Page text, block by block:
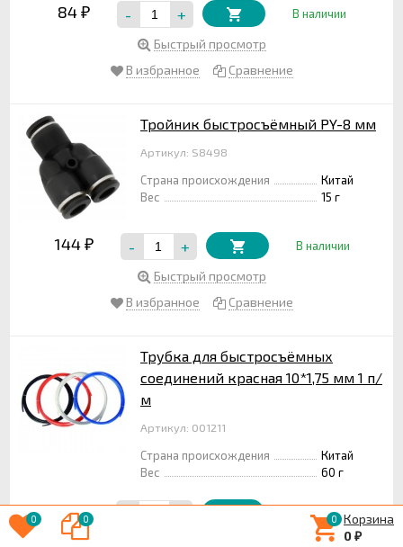
84 ₽ - + В наличии
Быстрый просмотр
В избранное
Сравнение
Тройник быстросъёмный PY-8 мм
Артикул: S8498
Страна происхождения
Китай
Вес
15 г
144 ₽ - + В наличии
Быстрый просмотр
В избранное
Сравнение
Трубка для быстросъёмных
соединений красная 10*1,75 мм 1 п/
м
Артикул: 001211
Страна происхождения
Китай
Вес
60 г
90₽ В наличии
0 0 0
Корзина
0 ₽